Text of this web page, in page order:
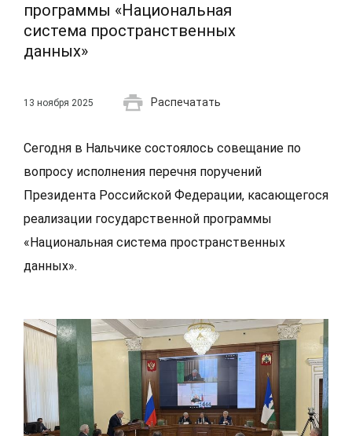
программы «Национальная
система пространственных
данных»
13 ноября 2025 Распечатать
Сегодня в Нальчике состоялось совещание по
вопросу исполнения перечня поручений
Президента Российской Федерации, касающегося
реализации государственной программы
«Национальная система пространственных
данных».